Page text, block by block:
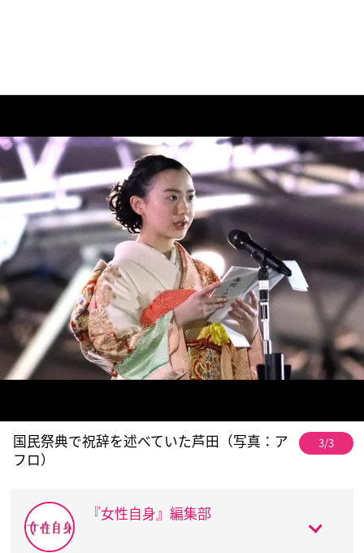
国民祭典で祝辞を述べていた芦田（写真：ア
フロ）
3/3
『女性自身』編集部